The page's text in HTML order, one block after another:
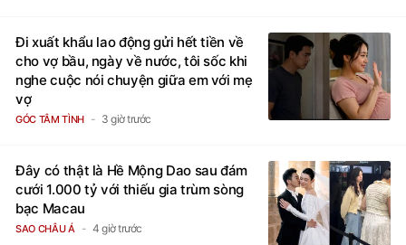
Đi xuất khẩu lao động gửi hết tiền về
cho vợ bầu, ngày về nước, tôi sốc khi
nghe cuộc nói chuyện giữa em với mẹ
vợ
GÓC TÂM TÌNH 3 giờ trước
Đây có thật là Hề Mộng Dao sau đám
cưới 1.000 tỷ với thiếu gia trùm sòng
bạc Macau
SAO CHÂU Á 4 giờ trước